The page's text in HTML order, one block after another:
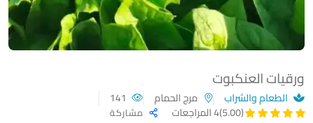
ورقيات العنكبوت
الطعام والشراب مرج الحمام
(5.00)
4 المراجعات مشاركة